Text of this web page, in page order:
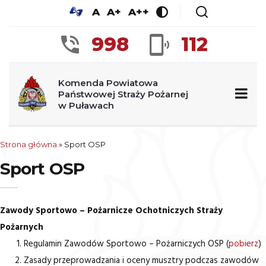
A A+ A++
998 112
Komenda Powiatowa
Państwowej Straży Pożarnej
w Puławach
Strona główna » Sport OSP
Sport OSP
Zawody Sportowo – Pożarnicze Ochotniczych Straży
Pożarnych
Regulamin Zawodów Sportowo – Pożarniczych OSP (pobierz)
Zasady przeprowadzania i oceny musztry podczas zawodów